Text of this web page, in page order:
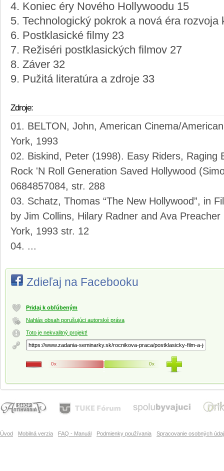
4. Koniec éry Nového Hollywoodu 15
5. Technologický pokrok a nová éra rozvoja
6. Postklasické filmy 23
7. Režiséri postklasických filmov 27
8. Záver 32
9. Pužitá literatúra a zdroje 33
Zdroje:
BELTON, John, American Cinema/
York, 1993
Biskind, Peter (1998). Easy Riders, Raging
Rock 'N Roll Generation Saved Hollywood
0684857084, str. 288
Schatz, Thomas “The New Hollywood”, in
by Jim Collins, Hilary Radner and Ava
York, 1993 str. 12
...
Zdieľaj na Facebooku
Pridaj k obľúbeným
Nahlás obsah porušujúci autorské práva
Toto je nekvalitný projekt!
0x 0x
Úvod Mobilná verzia FAQ - Manuál Podmienky používania Spracovanie osobných